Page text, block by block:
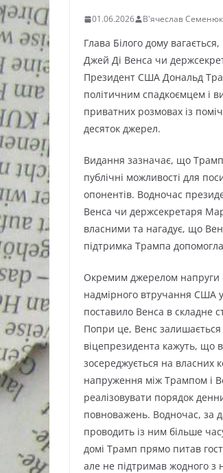
01.06.2026 В'ячеслав Семенюк
Глава Білого дому
Джей Ді Венса чи
Президент США Дональд
політичним спадкоємцем і
приватних розмовах із
десяток джерел.
Видання зазначає, що Трамп
публічні можливості для
опонентів. Водночас
Венса чи держсекретаря
власними та нагадує, що
підтримка Трампа
Окремим джерелом напруги
надмірного втручання США
поставило Венса в складне
Попри це, Венс
віцепрезидента кажуть, що
зосереджується на власних
напруження між Трампом і
реалізовувати порядок
повноважень. Водночас, за
проводить із ним більше
домі Трамп прямо питав
але не підтримав жодного з